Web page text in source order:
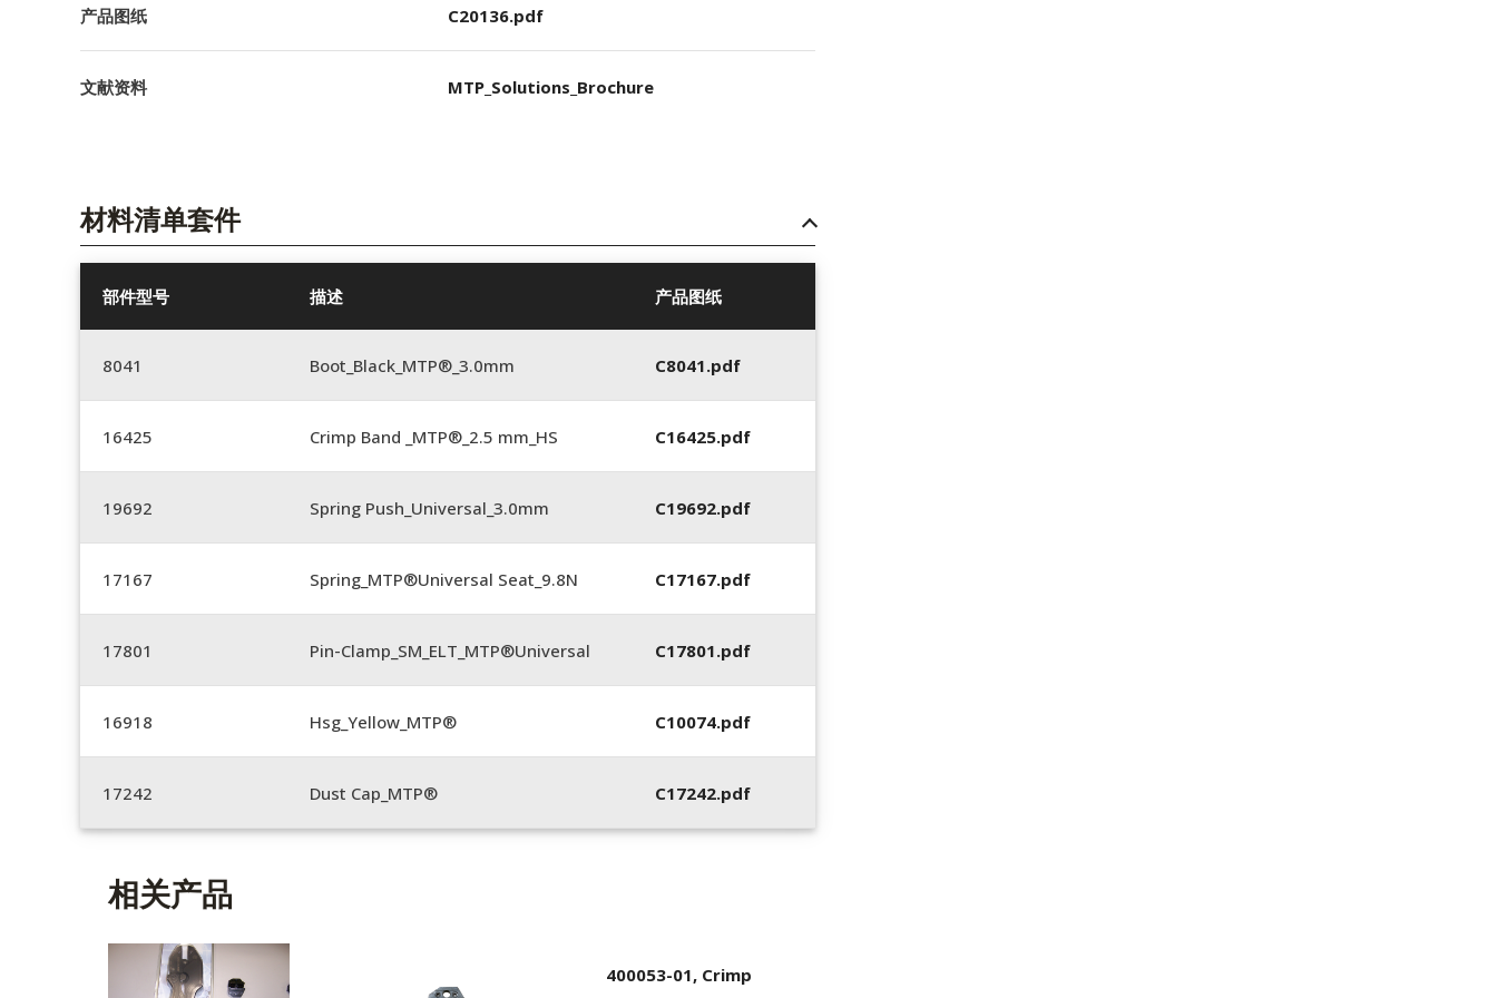
产品图纸 C20136.pdf
文献资料 MTP_Solutions_Brochure
材料清单套件
部件型号 描述 产品图纸
8041 Boot_Black_MTP®_3.0mm C8041.pdf
16425 Crimp Band _MTP®_2.5 mm_HS C16425.pdf
19692 Spring Push_Universal_3.0mm C19692.pdf
17167 Spring_MTP®Universal Seat_9.8N C17167.pdf
17801 Pin-Clamp_SM_ELT_MTP®Universal C17801.pdf
16918 Hsg_Yellow_MTP® C10074.pdf
17242 Dust Cap_MTP® C17242.pdf
相关产品
400053-01, Crimp